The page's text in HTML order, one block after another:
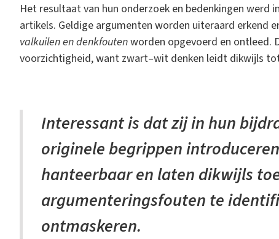
Het resultaat van hun onderzoek en bedenkingen
artikels. Geldige argumenten worden uiteraard erkend
valkuilen en denkfoutenworden opgevoerd en ontleed.
voorzichtigheid, want zwart–wit denken leidt dikwijls
Interessant is dat zij in hun
originele begrippen
hanteerbaar en laten dikwijls
argumenteringsfouten te
ontmaskeren.